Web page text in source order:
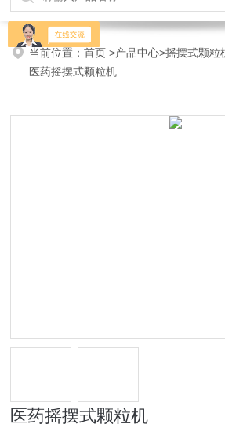
当前位置：首页>产品中心>摇摆式颗粒
医药摇摆式颗粒机
医药摇摆式颗粒机